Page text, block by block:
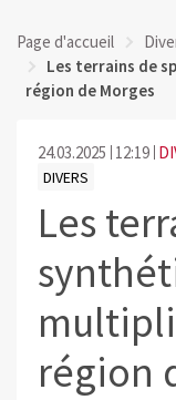
Page d'accueil
Les terrains de
région de Morges
24.03.2025 12:19
DIVERS
Les
région